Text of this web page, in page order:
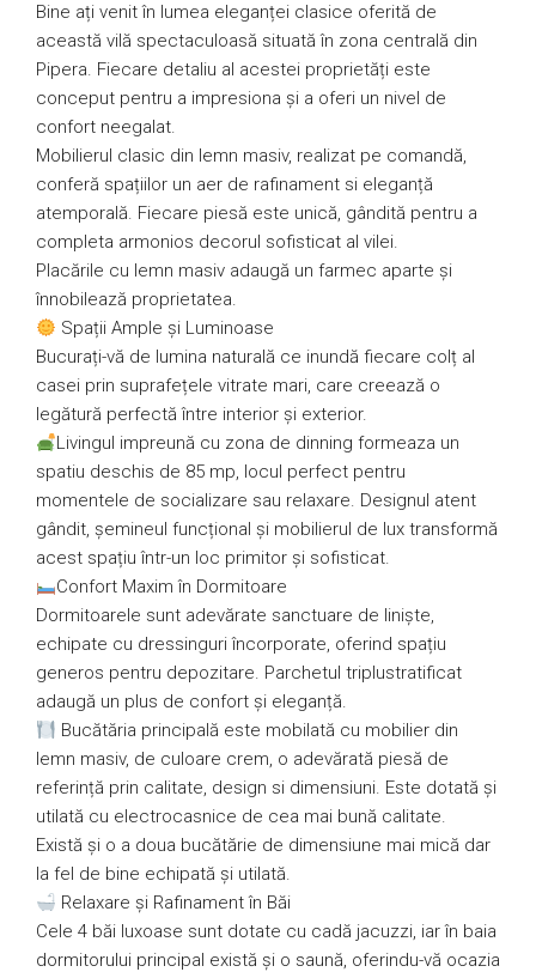
Bine ați venit în lumea eleganței clasice oferită de
această vilă spectaculoasă situată în zona centrală din
Pipera. Fiecare detaliu al acestei proprietăți este
conceput pentru a impresiona și a oferi un nivel de
confort neegalat.
Mobilierul clasic din lemn masiv, realizat pe comandă,
conferă spațiilor un aer de rafinament si eleganță
atemporală. Fiecare piesă este unică, gândită pentru a
completa armonios decorul sofisticat al vilei.
Placările cu lemn masiv adaugă un farmec aparte și
înnobilează proprietatea.
Spații Ample și Luminoase
Bucurați-vă de lumina naturală ce inundă fiecare colț al
casei prin suprafețele vitrate mari, care creează o
legătură perfectă între interior și exterior.
Livingul impreună cu zona de dinning formeaza un
spatiu deschis de 85 mp, locul perfect pentru
momentele de socializare sau relaxare. Designul atent
gândit, șemineul funcțional și mobilierul de lux transformă
acest spațiu într-un loc primitor și sofisticat.
Confort Maxim în Dormitoare
Dormitoarele sunt adevărate sanctuare de liniște,
echipate cu dressinguri încorporate, oferind spațiu
generos pentru depozitare. Parchetul triplustratificat
adaugă un plus de confort și eleganță.
Bucătăria principală este mobilată cu mobilier din
lemn masiv, de culoare crem, o adevărată piesă de
referință prin calitate, design si dimensiuni. Este dotată și
utilată cu electrocasnice de cea mai bună calitate.
Există și o a doua bucătărie de dimensiune mai mică dar
la fel de bine echipată și utilată.
Relaxare și Rafinament în Băi
Cele 4 băi luxoase sunt dotate cu cadă jacuzzi, iar în baia
dormitorului principal există și o saună, oferindu-vă ocazia